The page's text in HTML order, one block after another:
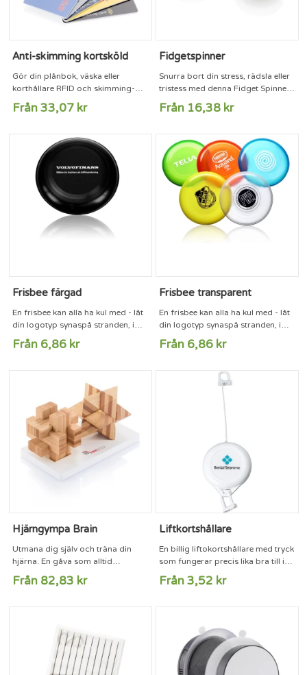
Anti-skimming kortsköld
Gör din plånbok, väska eller
korthållare RFID och skimming-
säker. Detta kort drar energi från
NFC/RFID scanners vid uppstart
elektroniskt fält som gör alla 13.56
Mhz kort osynliga för scannern.
Inget batteri behövs. 24/7 Skydd
av den patenterade E-
fältsteknologoin mot elektroniska
ficktjuvar.Tryckbeskrivning: fram
eller baksida...
Från 33,07 kr
Fidgetspinner
Snurra bort din stress, rädsla eller
tristess med denna Fidget Spinner.
Placera snurran på en platt yta och
placera ditt finger på mittendelen
den mellan fingrarna för att
fokusera bättre och förbättra
produktiviteten. Tillverkad av ABS.
Levereras i en transparent PP
box.Storlek: 1.3 x 7.5 x
7.5cmTryck: max 21x21mm
Från 16,38 kr
Frisbee färgad
En frisbee kan alla ha kul med - låt
din logotyp synaspå stranden, i
parken eller på festen. Diameter
215 mm.
Från 6,86 kr
Frisbee transparent
En frisbee kan alla ha kul med - låt
din logotyp synaspå stranden, i
parken eller på festen. Diameter
215 mm.
Från 6,86 kr
Hjärngympa Brain
Utmana dig själv och träna din
hjärna. En gåva som alltid
uppskattas och kommer användas.
Från 82,83 kr
Liftkortshållare
En billig liftokortshållare med tryck
som fungerar precis lika bra till id-
kort som till skidliften. Givetvis ska
du ha din logotype på den!
Från 3,52 kr